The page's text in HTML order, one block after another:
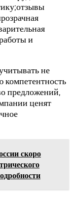
и
не
компетентность
предложений,
ценят
скоро